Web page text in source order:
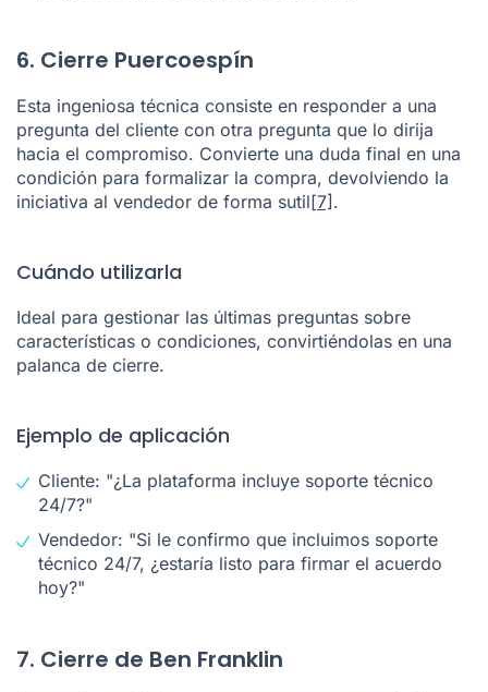
6. Cierre Puercoespín
Esta ingeniosa técnica consiste en responder a una
pregunta del cliente con otra pregunta que lo dirija
hacia el compromiso. Convierte una duda final en una
condición para formalizar la compra, devolviendo la
iniciativa al vendedor de forma sutil[7].
Cuándo utilizarla
Ideal para gestionar las últimas preguntas sobre
características o condiciones, convirtiéndolas en una
palanca de cierre.
Ejemplo de aplicación
Cliente: "¿La plataforma incluye soporte técnico
24/7?"
Vendedor: "Si le confirmo que incluimos soporte
técnico 24/7, ¿estaría listo para firmar el acuerdo
hoy?"
7. Cierre de Ben Franklin